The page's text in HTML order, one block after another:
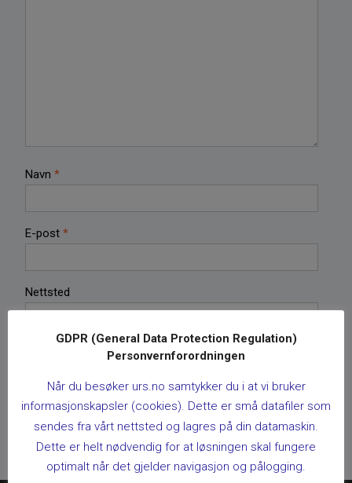
Navn *
E-post *
Nettsted
GDPR (General Data Protection Regulation)
Personvernforordningen
Når du besøker urs.no samtykker du i at vi bruker
informasjonskapsler (cookies). Dette er små datafiler som
sendes fra vårt nettsted og lagres på din datamaskin.
Dette er helt nødvendig for at løsningen skal fungere
optimalt når det gjelder navigasjon og pålogging.